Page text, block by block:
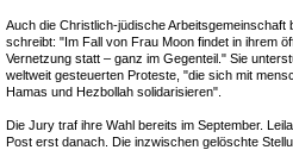
Auch die Christlich-jüdische Arbeitsgemeinschaft
schreibt: "Im Fall von Frau Moon findet in ihrem
Vernetzung statt – ganz im Gegenteil." Sie
weltweit gesteuerten Proteste, "die sich mit
Hamas und Hezbollah solidarisieren".
Die Jury traf ihre Wahl bereits im September.
Post erst danach. Die inzwischen gelöschte